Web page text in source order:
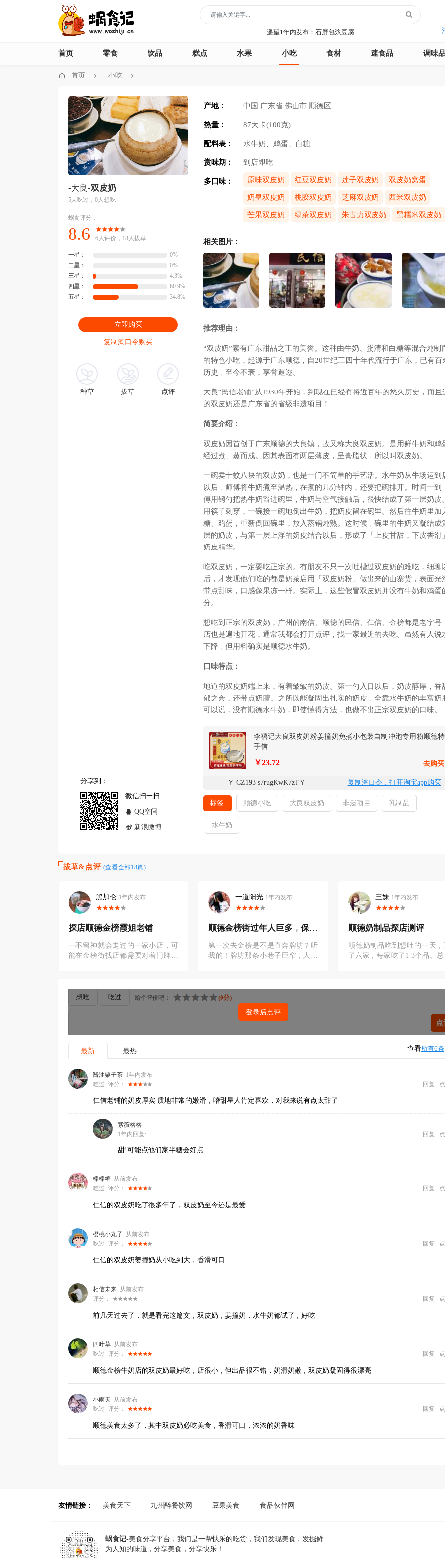
遥望1年内发布：石屏包浆豆腐
云散说再见1年内发布：红宝石鲜奶小方
首页 零食 饮品 糕点 水果 小吃 食材 速食品 调味品
首页 小吃
-大良-双皮奶
5人吃过，0人想吃
蜗食评分：
8.6 6人评价，18人拔草
一星：
0%
二星：
0%
三星：
4.3%
四星：
60.9%
五星：
34.8%
立即购买
复制淘口令购买
种草 拔草 点评
分享到：
微信扫一扫
QQ空间
新浪微博
产地： 中国 广东省 佛山市 顺德区
热量： 87大卡(100克)
配料表： 水牛奶、鸡蛋、白糖
赏味期： 到店即吃
多口味： 原味双皮奶 红豆双皮奶 莲子双皮奶 双皮奶窝蛋
奶皇双皮奶 桃胶双皮奶 芝麻双皮奶 西米双皮奶
芒果双皮奶 绿茶双皮奶 朱古力双皮奶 黑糯米双皮奶
相关图片：
推荐理由：
“双皮奶”素有广东甜品之王的美誉。这种由牛奶、蛋清和白糖等混合炖制
的特色小吃，起源于广东顺德，自20世纪三四十年代流行于广东，已有百
历史，至今不衰，享誉遐迩。
大良“民信老铺”从1930年开始，到现在已经有将近百年的悠久历史，而且
的双皮奶还是广东省的省级非遗项目！
简要介绍：
双皮奶因首创于广东顺德的大良镇，故又称大良双皮奶。是用鲜牛奶和鸡
经过煮、蒸而成。因其表面有两层薄皮，呈膏脂状，所以叫双皮奶。
一碗卖十蚊八块的双皮奶，也是一门不简单的手艺活。水牛奶从牛场运到
以后，师傅将牛奶煮至温热，在煮的几分钟内，还要把碗排开。时间一到
傅用钢勺把热牛奶舀进碗里，牛奶与空气接触后，很快结成了第一层奶皮
用筷子刺穿，一碗接一碗地倒出牛奶，把奶皮留在碗里。然后往牛奶里加
糖、鸡蛋，重新倒回碗里，放入蒸锅炖熟。这时候，碗里的牛奶又凝结成
层的奶皮，与第一层上浮的奶皮结合以后，形成了「上皮甘甜，下皮香滑
奶皮精华。
吃双皮奶，一定要吃正宗的。有朋友不只一次吐槽过双皮奶的难吃，细聊
后，才发现他们吃的都是奶茶店用「双皮奶粉」做出来的山寨货，表面光
带点甜味，口感像果冻一样。实际上，这些假冒双皮奶并没有牛奶和鸡蛋
分。
想吃到正宗的双皮奶，广州的南信、顺德的民信、仁信、金榜都是老字号
店也是遍地开花，通常我都会打开点评，找一家最近的去吃。虽然有人说
下降，但用料确实是顺德水牛奶。
口味特点：
地道的双皮奶端上来，有着皱皱的奶皮。第一勺入口以后，奶皮醇厚，香
郁之余，还带点奶膻。之所以能凝固出扎实的奶皮，全靠水牛奶的丰富奶
可以说，没有顺德水牛奶，即使懂得方法，也做不出正宗双皮奶的口味。
李禧记大良双皮奶粉姜撞奶免煮小包装自制冲泡专用粉顺德
手信
￥23.72 去购
￥ CZ193 s7rugKwK7zT￥ 复制淘口令，打开淘宝app购买
标签: 顺德小吃 大良双皮奶 非遗项目 乳制品
水牛奶
拔草&点评 (查看全部18篇)
黑加仑 1年内发布
探店顺德金榜霞姐老铺
一不留神就会走过的一家小店，可
能在金榜街找店都需要对着门牌号
一道阳光 1年内发布
顺德金榜街过年人巨多，保姆
第一次去金榜是不是直奔牌坊？听
我的！牌坊那条小巷子巨窄，人多
三妹 1年内发布
顺德奶制品探店测评
顺德奶制品吃到想吐的一天，
了六家，每家吃了1-3个品。总
友情链接： 美食天下 九州醉餐饮网 豆果美食 食品伙伴网
蜗食记-美食分享平台，我们是一帮快乐的吃货，我们发现美食，发掘鲜
为人知的味道，分享美食，分享快乐！